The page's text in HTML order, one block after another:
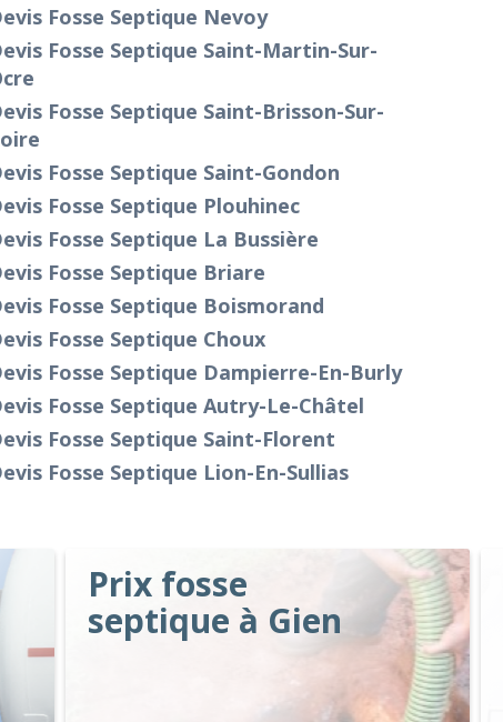
Fosse Septique Nevoy
Fosse Septique Saint-Martin-Sur-
Fosse Septique Saint-Brisson-Sur-
Fosse Septique Saint-Gondon
Fosse Septique Plouhinec
Fosse Septique La Bussière
Fosse Septique Briare
Fosse Septique Boismorand
Fosse Septique Choux
Fosse Septique Dampierre-En-Burly
Fosse Septique Autry-Le-Châtel
Fosse Septique Saint-Florent
Fosse Septique Lion-En-Sullias
Prix fosse
septique à Gien